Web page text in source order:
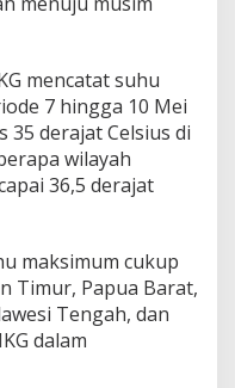
mencatat suhu
7 hingga 10 Mei
35 derajat Celsius di
wilayah
36,5 derajat
maksimum cukup
Timur, Papua Barat,
Tengah, dan
dalam